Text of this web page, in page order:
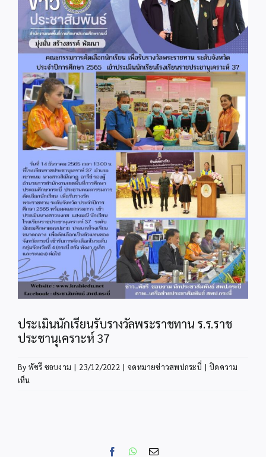
Image
ประเมินนักเรียนรับรางวัลพระราชทาน ร.ร.ราช
ประชานุเคราะห์ 37
By พัชรี ชอบงาม | 23/12/2022 | จดหมายข่าวสพปกระบี่ | ปิดความ
เห็น
FacebookWhatsApp
Email